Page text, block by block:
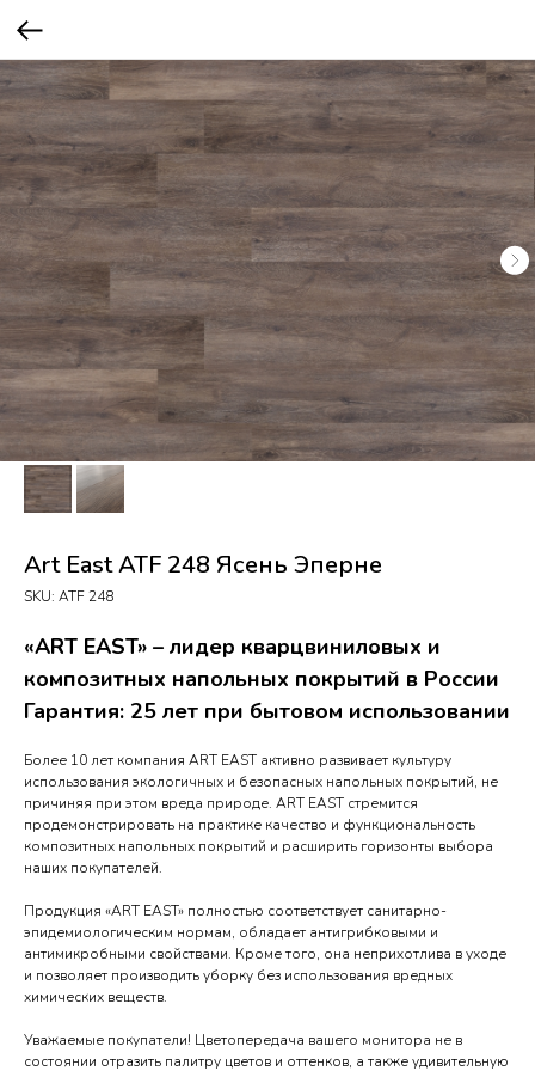
Art East ATF 248 Ясень Эперне
SKU: ATF 248
«ART EAST» – лидер кварцвиниловых и
композитных напольных покрытий в России
Гарантия: 25 лет при бытовом использовании
Более 10 лет компания ART EAST активно развивает культуру
использования экологичных и безопасных напольных покрытий, не
причиняя при этом вреда природе. ART EAST стремится
продемонстрировать на практике качество и функциональность
композитных напольных покрытий и расширить горизонты выбора
наших покупателей.
Продукция «ART EAST» полностью соответствует санитарно-
эпидемиологическим нормам, обладает антигрибковыми и
антимикробными свойствами. Кроме того, она неприхотлива в уходе
и позволяет производить уборку без использования вредных
химических веществ.
Уважаемые покупатели! Цветопередача вашего монитора не в
состоянии отразить палитру цветов и оттенков, а также удивительную